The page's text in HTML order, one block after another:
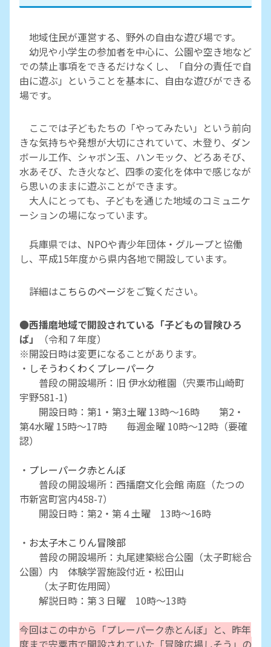
地域住民が運営する、野外の自由な遊び場です。
幼児や小学生の参加者を中心に、公園や空き地など
での禁止事項をできるだけなくし、「自分の責任で自
由に遊ぶ」ということを基本に、自由な遊びができる
場です。
ここでは子どもたちの「やってみたい」という前向
きな気持ちや発想が大切にされていて、木登り、ダン
ボール工作、シャボン玉、ハンモック、どろあそび、
水あそび、たき火など、四季の変化を体中で感じなが
ら思いのままに遊ぶことができます。
大人にとっても、子どもを通じた地域のコミュニケ
ーションの場になっています。
兵庫県では、NPOや青少年団体・グループと協働
し、平成15年度から県内各地で開設しています。
詳細はこちらのページをご覧ください。
●西播磨地域で開設されている「子どもの冒険ひろ
ば」
（令和７年度）
※開設日時は変更になることがあります。
・ しそうわくわくプレーパーク
普段の開設場所：旧 伊水幼稚園（宍粟市山崎町
宇野581-1)
開設日時：第1・第3土曜 13時～16時 第2・
第4水曜 15時～17時 毎週金曜 10時～12時（要確
認）
・ プレーパーク赤とんぼ
普段の開設場所：西播磨文化会館 南庭（たつの
市新宮町宮内458-7）
開設日時：第2・第４土曜 13時～16時
・ お太子木こりん冒険部
普段の開設場所：丸尾建築総合公園（太子町総合
公園）内 体験学習施設付近・松田山
（太子町佐用岡）
解説日時：第３日曜 10時～13時
今回はこの中から「プレーパーク赤とんぼ」と、昨年
度まで宍粟市で開設されていた「冒険広場しそう」の